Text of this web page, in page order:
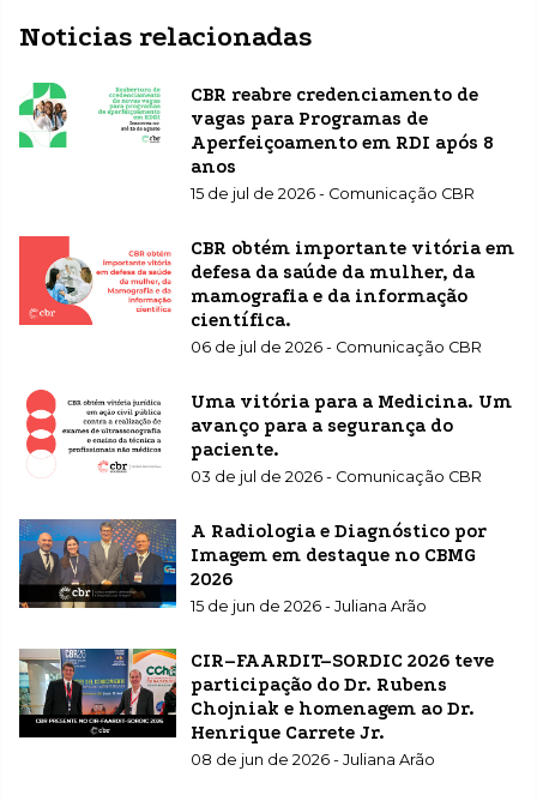
Noticias relacionadas
CBR reabre credenciamento de
vagas para Programas de
Aperfeiçoamento em RDI após 8
anos
15 de jul de 2026 - Comunicação CBR
CBR obtém importante vitória em
defesa da saúde da mulher, da
mamografia e da informação
científica.
06 de jul de 2026 - Comunicação CBR
Uma vitória para a Medicina. Um
avanço para a segurança do
paciente.
03 de jul de 2026 - Comunicação CBR
A Radiologia e Diagnóstico por
Imagem em destaque no CBMG
2026
15 de jun de 2026 - Juliana Arão
CIR–FAARDIT–SORDIC 2026 teve
participação do Dr. Rubens
Chojniak e homenagem ao Dr.
Henrique Carrete Jr.
08 de jun de 2026 - Juliana Arão